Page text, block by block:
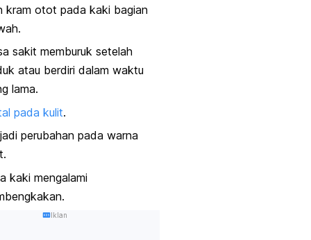
kram otot pada kaki bagian
sakit memburuk setelah
atau berdiri dalam waktu
lama.
pada kulit.
perubahan pada warna
kaki mengalami
Iklan